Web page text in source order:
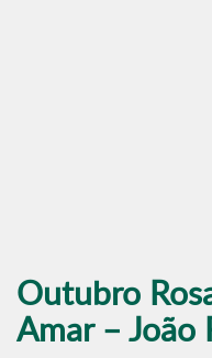
Outubro
Amar – João